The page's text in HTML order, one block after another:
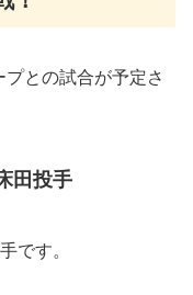
との試合が予定さ
田投手
です。